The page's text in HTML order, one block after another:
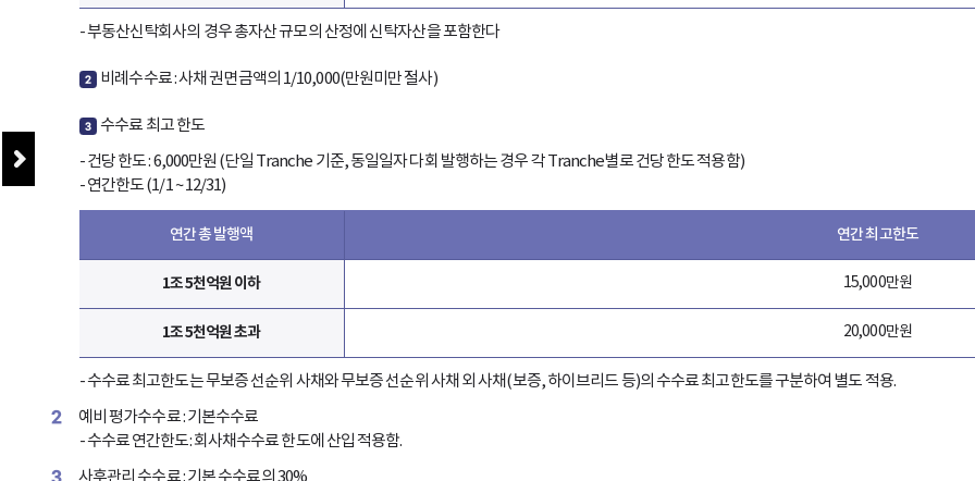
- 부동산신탁회사의 경우 총자산 규모의 산정에 신탁자산을 포함한다
2 비례수수료 : 사채 권면금액의 1/10,000(만원미만 절사)
3
수수료 최고 한도
- 건당 한도 : 6,000만원 (단일 Tranche 기준, 동일일자 다회 발행하는 경우 각 Tranche별로 건당 한도 적용함)
- 연간한도 (1/1 ~ 12/31)
연간 총 발행액 연간 최고한도
1조 5천억원 이하 15,000만원
1조 5천억원 초과 20,000만원
- 수수료 최고한도는 무보증 선순위 사채와 무보증 선순위 사채 외 사채(보증, 하이브리드 등)의 수수료 최고한도를 구분하여 별도 적용.
2
예비 평가수수료 : 기본수수료
- 수수료 연간한도: 회사채수수료 한도에 산입 적용함.
사후관리 수수료 : 기본 수수료의 30%